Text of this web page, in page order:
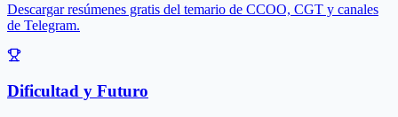
Descargar resúmenes gratis del temario de CCOO, CGT y canales
de Telegram.
Dificultad y Futuro